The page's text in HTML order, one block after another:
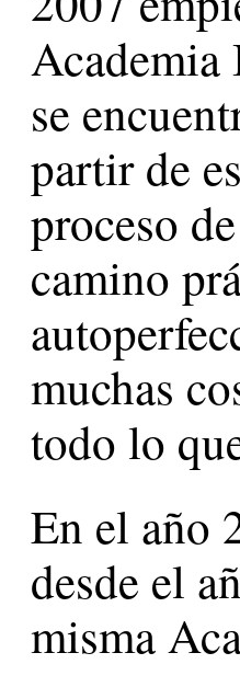
Academia
se
partir de
proceso
camino
muchas
todo lo
En el año
desde el
misma